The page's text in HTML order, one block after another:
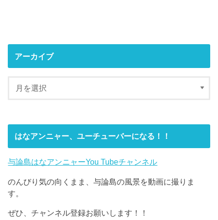
アーカイブ
はなアンニャー、ユーチューバーになる！！
与論島はなアンニャーYou Tubeチャンネル
のんびり気の向くまま、与論島の風景を動画に撮りま
す。
ぜひ、チャンネル登録お願いします！！